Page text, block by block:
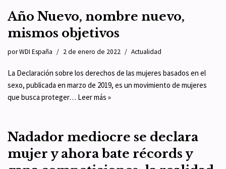
Año Nuevo, nombre nuevo,
mismos objetivos
porWDI España 2 de enero de 2022 Actualidad
La Declaración sobre los derechos de las mujeres basados en el
sexo, publicada en marzo de 2019, es un movimiento de mujeres
que busca proteger… Leer más »
Nadador mediocre se declara
mujer y ahora bate récords y